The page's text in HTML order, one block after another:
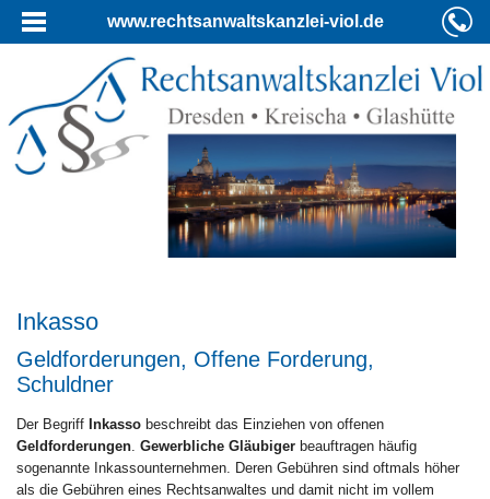
www.rechtsanwaltskanzlei-viol.de
Inkasso
Geldforderungen, Offene Forderung,
Schuldner
Der Begriff Inkasso beschreibt das Einziehen von offenen
Geldforderungen Gewerbliche Gläubiger beauftragen häufig
sogenannte Inkassounternehmen. Deren Gebühren sind oftmals höher
als die Gebühren eines Rechtsanwaltes und damit nicht im vollem